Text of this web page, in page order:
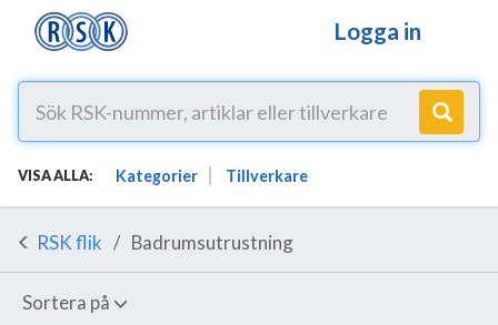
Logga in
VISA ALLA: Kategorier Tillverkare
RSK flik Badrumsutrustning
Sortera på